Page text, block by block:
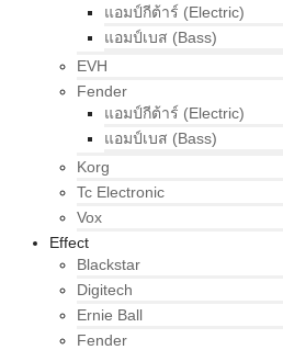
แอมป์กีต้าร์ (Electric)
แอมป์เบส (Bass)
EVH
Fender
แอมป์กีต้าร์ (Electric)
แอมป์เบส (Bass)
Korg
Tc Electronic
Vox
Effect
Blackstar
Digitech
Ernie Ball
Fender